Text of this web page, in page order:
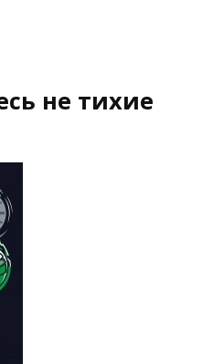
не тихие